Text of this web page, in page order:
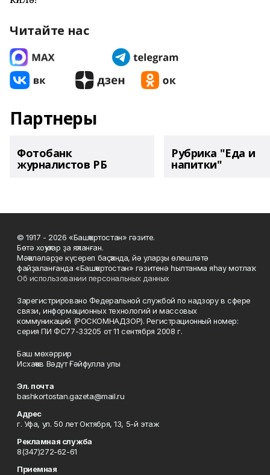
Читайте нас
Партнеры
Фотобанк
журналистов РБ
Рубрика "Еда и
напитки"
© 1917 - 2026 «Башҡортостан» гәзите.
Бөтә хоҡуҡтар ҙа яҡланған.
Мәҡәләләрҙе күсереп баҫҡанда, йә уларҙы өлөшләтә
файҙаланғанда «Башҡортостан» гәзитенә һылтанма яһау мотлаҡ.
Об использовании персональных данных
Зарегистрировано Федеральной службой по надзору в сфере
связи, информационных технологий и массовых
коммуникаций (РОСКОМНАДЗОР). Регистрационный номер:
серия ПИ ФС77-33205 от 11 сентября 2008 г.
Баш мөхәррир
Исхаҡов Вәдүт Ғәйфулла улы
Эл. почта
bashkortostan.gazeta@mail.ru
Адрес
г. Уфа, ул. 50 лет Октября, 13, 5-й этаж
Рекламная служба
8(347)272-62-61
Приемная